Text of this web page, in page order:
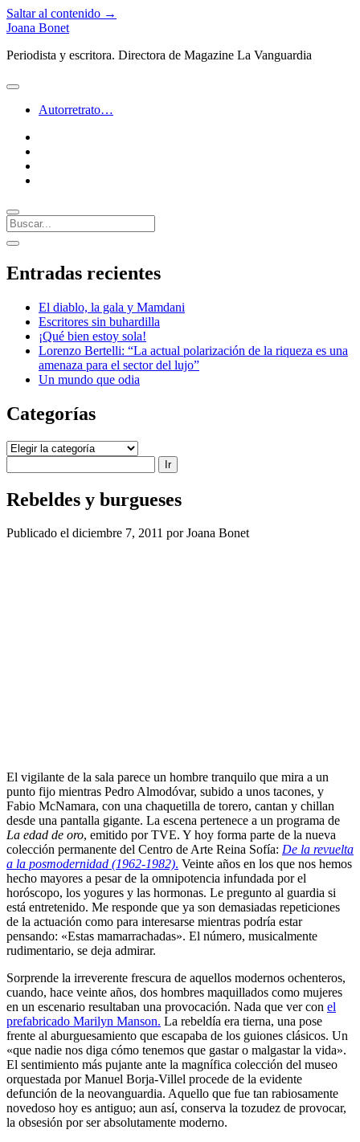
Saltar al contenido →
Joana Bonet
Periodista y escritora. Directora de Magazine La Vanguardia
abrir
Autorretrato…
Buscar
Barra
lateral
abrir
lateral
Entradas recientes
El diablo, la gala y Mamdani
Escritores sin buhardilla
¡Qué bien estoy sola!
Lorenzo Bertelli: “La actual polarización de la riqueza es una
amenaza para el sector del lujo”
Un mundo que odia
Categorías
Categorías
Rebeldes y burgueses
Publicado el diciembre 7, 2011 por Joana Bonet
El vigilante de la sala parece un hombre tranquilo que mira a un
punto fijo mientras Pedro Almodóvar, subido a unos tacones, y
Fabio McNamara, con una chaquetilla de torero, cantan y chillan
desde una pantalla gigante. La escena pertenece a un programa de
La edad de oro, emitido por TVE. Y hoy forma parte de la nueva
colección permanente del Centro de Arte Reina Sofía: De la revuelta
a la posmodernidad (1962-1982). Veinte años en los que nos hemos
hecho mayores a pesar de la omnipotencia infundada por el
horóscopo, los yogures y las hormonas. Le pregunto al guardia si
está entretenido. Me responde que ya son demasiadas repeticiones
de la actuación como para interesarse mientras podría estar
pensando: «Estas mamarrachadas». El número, musicalmente
rudimentario, se deja admirar.
Sorprende la irreverente frescura de aquellos modernos ochenteros,
cuando, hace veinte años, dos hombres maquillados como mujeres
en un escenario resultaban una provocación. Nada que ver con el
prefabricado Marilyn Manson. La rebeldía era tierna, una pose
frente al aburguesamiento que escapaba de los guiones clásicos. Un
«que nadie nos diga cómo tenemos que gastar o malgastar la vida».
El sentimiento más pujante ante la magnífica colección del museo
orquestada por Manuel Borja-Villel procede de la evidente
defunción de la neovanguardia. Aquello que fue tan rabiosamente
novedoso hoy es antiguo; aun así, conserva la tozudez de provocar,
la obsesión por ser absolutamente moderno.